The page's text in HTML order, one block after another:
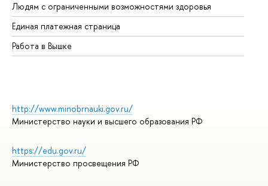
Людям с ограниченными возможностями здоровья
Единая платежная страница
Работа в Вышке
http://www.minobrnauki.gov.ru/
Министерство науки и высшего образования РФ
https://edu.gov.ru/
Министерство просвещения РФ